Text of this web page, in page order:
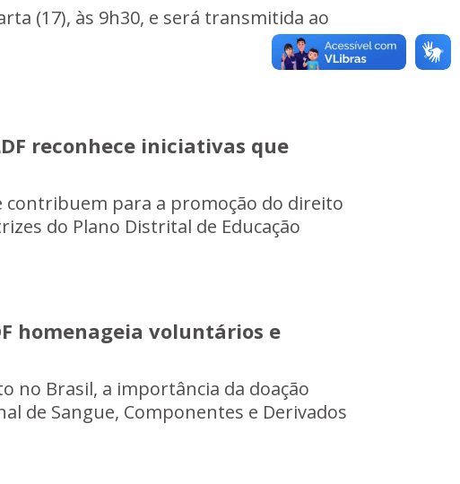
(17), às 9h30, e será transmitida ao
reconhece iniciativas que
contribuem para a promoção do direito
do Plano Distrital de Educação
homenageia voluntários e
no Brasil, a importância da doação
de Sangue, Componentes e Derivados